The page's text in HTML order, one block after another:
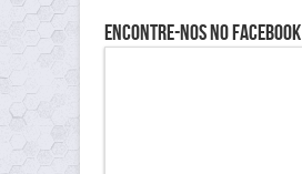
Encontre-nos no Facebook